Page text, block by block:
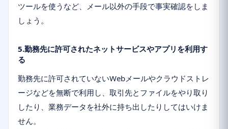
ツールを使うなど、メール以外の手段で事実確認をしま
しょう。
5.勤務先に許可されたネットサービスやアプリを利用す
る
勤務先に許可されていないWebメールやクラウドストレ
ージなどを無断で利用し、取引先とファイルをやり取り
したり、業務データを社外に持ち出したりしてはいけま
せん。